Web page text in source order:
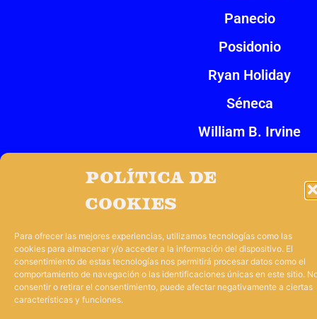
Política de
cookies
Para ofrecer las mejores experiencias, utilizamos tecnologías como las
cookies para almacenar y/o acceder a la información del dispositivo. El
consentimiento de estas tecnologías nos permitirá procesar datos como el
comportamiento de navegación o las identificaciones únicas en este sitio.
consentir o retirar el consentimiento, puede afectar negativamente a ciertas
características y funciones.
Panecio
Posidonio
Ryan Holiday
Séneca
William B. Irvine